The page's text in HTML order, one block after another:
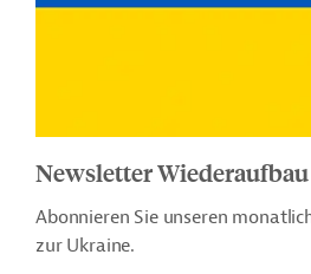
Newsletter
Abonnieren Sie unseren
zur Ukraine.